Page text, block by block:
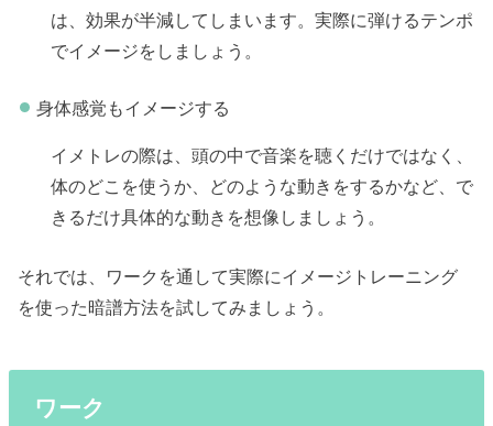
は、効果が半減してしまいます。実際に弾けるテンポ
でイメージをしましょう。
身体感覚もイメージする
イメトレの際は、頭の中で音楽を聴くだけではなく、
体のどこを使うか、どのような動きをするかなど、で
きるだけ具体的な動きを想像しましょう。
それでは、ワークを通して実際にイメージトレーニング
を使った暗譜方法を試してみましょう。
ワーク